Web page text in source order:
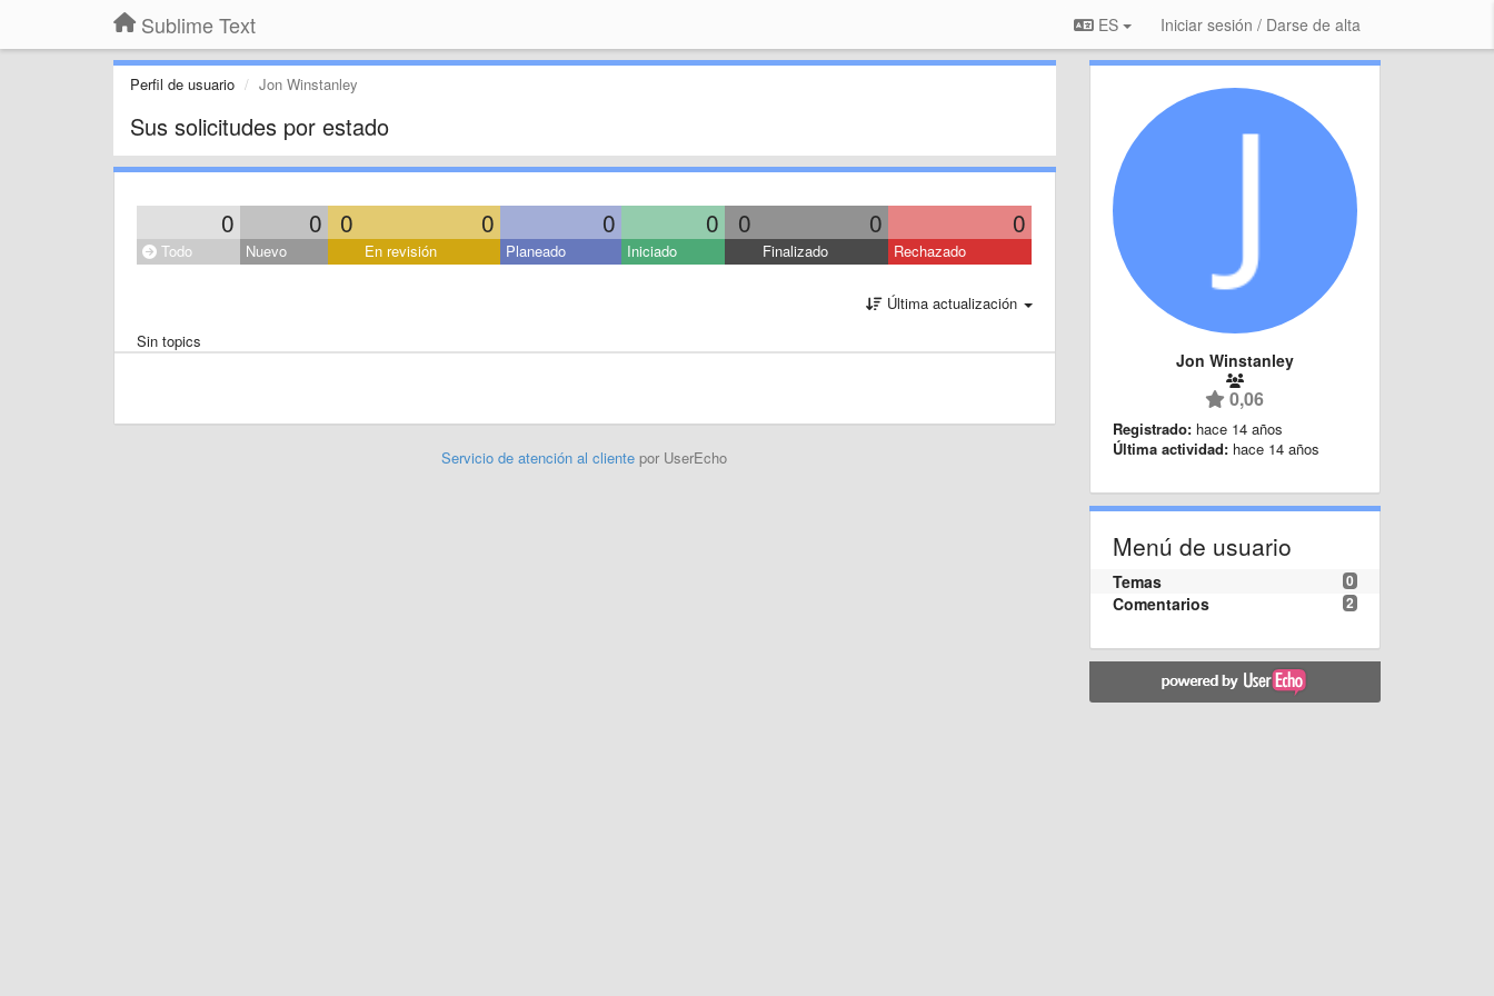
Sublime Text ES Iniciar sesión / Darse de alta
Perfil de usuario Jon Winstanley
Sus solicitudes por estado
0 0 0 0 0 0 0 0 0
Todo Nuevo En revisión Planeado Iniciado Finalizado Rechazado
Última actualización
Sin topics
Servicio de atención al clientepor UserEcho
Jon Winstanley
0,06
Registrado: hace 14 años
Última actividad: hace 14 años
Menú de usuario
0
Temas
2
Comentarios